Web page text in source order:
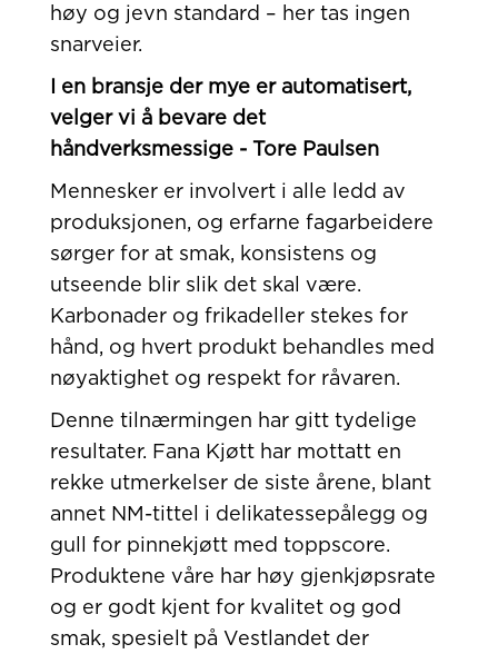
høy og jevn standard – her tas ingen
snarveier.
I en bransje der mye er automatisert,
velger vi å bevare det
håndverksmessige - Tore Paulsen
Mennesker er involvert i alle ledd av
produksjonen, og erfarne fagarbeidere
sørger for at smak, konsistens og
utseende blir slik det skal være.
Karbonader og frikadeller stekes for
hånd, og hvert produkt behandles med
nøyaktighet og respekt for råvaren.
Denne tilnærmingen har gitt tydelige
resultater. Fana Kjøtt har mottatt en
rekke utmerkelser de siste årene, blant
annet NM-tittel i delikatessepålegg og
gull for pinnekjøtt med toppscore.
Produktene våre har høy gjenkjøpsrate
og er godt kjent for kvalitet og god
smak, spesielt på Vestlandet der